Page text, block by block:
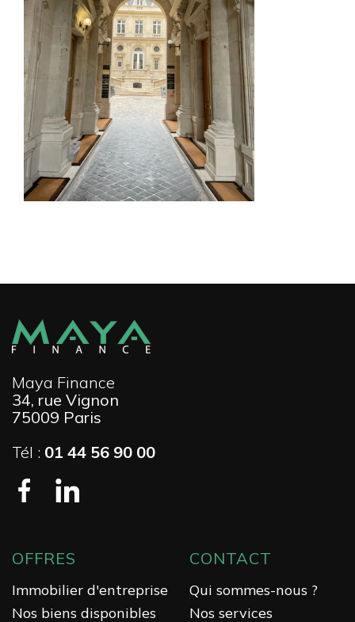
Maya Finance
34, rue Vignon
75009 Paris
Tél : 01 44 56 90 00
OFFRES
Immobilier d'entreprise
Nos biens disponibles
CONTACT
Qui sommes-nous ?
Nos services